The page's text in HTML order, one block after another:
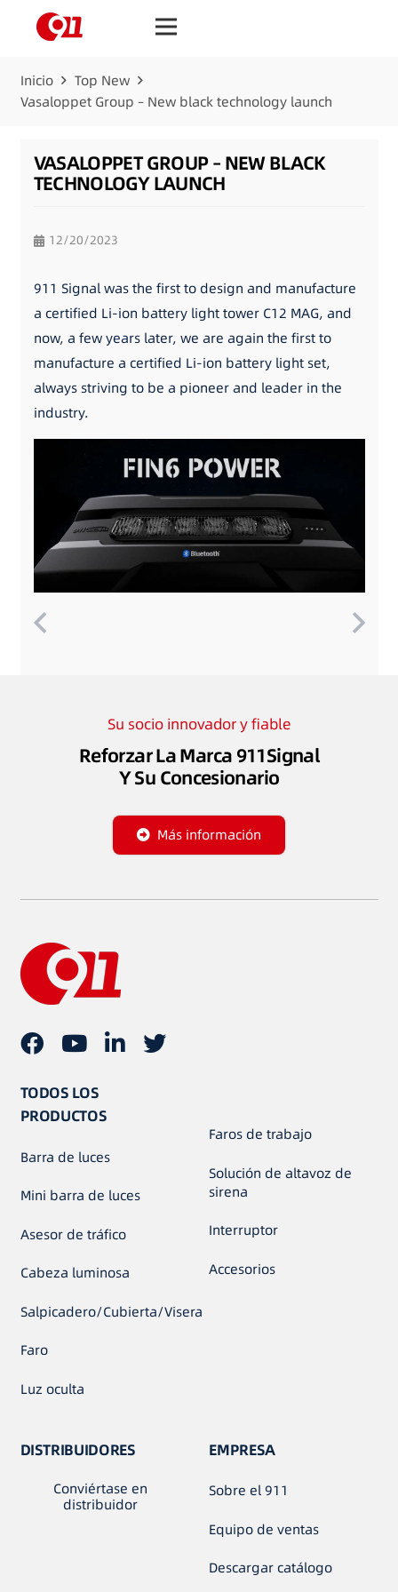
Inicio
Top New
Vasaloppet Group – New black technology launch
VASALOPPET GROUP – NEW BLACK
TECHNOLOGY LAUNCH
12/20/2023
911 Signal was the first to design and manufacture
a certified Li-ion battery light tower C12 MAG, and
now, a few years later, we are again the first to
manufacture a certified Li-ion battery light set,
always striving to be a pioneer and leader in the
industry.
Su socio innovador y fiable
Reforzar La Marca 911Signal
Y Su Concesionario
Más información
TODOS LOS
PRODUCTOS
Barra de luces
Mini barra de luces
Asesor de tráfico
Cabeza luminosa
Salpicadero/Cubierta/Visera
Faro
Luz oculta
Faros de trabajo
Solución de altavoz de
sirena
Interruptor
Accesorios
DISTRIBUIDORES
Conviértase en
distribuidor
EMPRESA
Sobre el 911
Equipo de ventas
Descargar catálogo